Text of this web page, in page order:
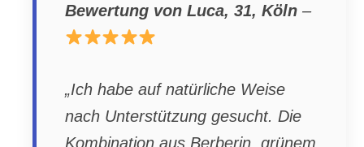
Bewertung von Luca, 31, Köln –
„Ich habe auf natürliche Weise
nach Unterstützung gesucht. Die
Kombination aus Berberin, grünem